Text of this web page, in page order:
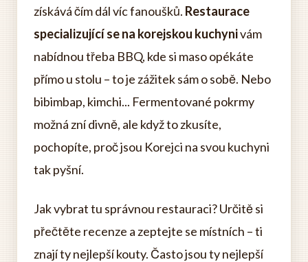
získává čím dál víc fanoušků. Restaurace
specializující se na korejskou kuchynivám
nabídnou třeba BBQ, kde si maso opékáte
přímo u stolu – to je zážitek sám o sobě. Nebo
bibimbap, kimchi... Fermentované pokrmy
možná zní divně, ale když to zkusíte,
pochopíte, proč jsou Korejci na svou kuchyni
tak pyšní.
Jak vybrat tu správnou restauraci? Určitě si
přečtěte recenze a zeptejte se místních – ti
znají ty nejlepší kouty. Často jsou ty nejlepší